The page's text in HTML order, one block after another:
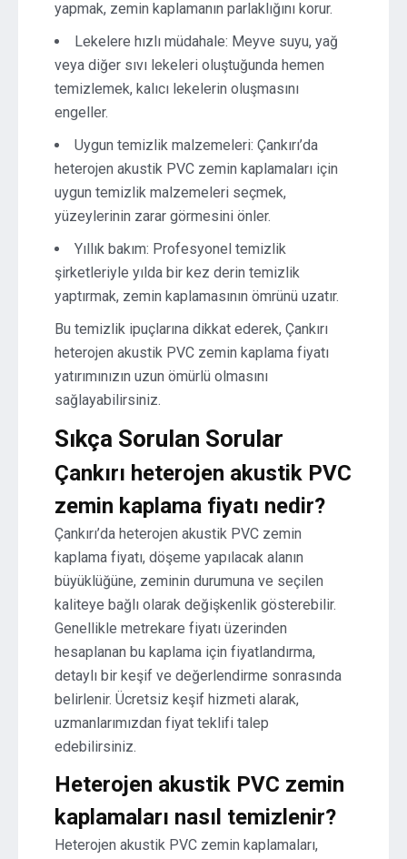
yapmak, zemin kaplamanın parlaklığını korur.
Lekelere hızlı müdahale: Meyve suyu, yağ
veya diğer sıvı lekeleri oluştuğunda hemen
temizlemek, kalıcı lekelerin oluşmasını
engeller.
Uygun temizlik malzemeleri: Çankırı’da
heterojen akustik PVC zemin kaplamaları için
uygun temizlik malzemeleri seçmek,
yüzeylerinin zarar görmesini önler.
Yıllık bakım: Profesyonel temizlik
şirketleriyle yılda bir kez derin temizlik
yaptırmak, zemin kaplamasının ömrünü uzatır.
Bu temizlik ipuçlarına dikkat ederek, Çankırı
heterojen akustik PVC zemin kaplama fiyatı
yatırımınızın uzun ömürlü olmasını
sağlayabilirsiniz.
Sıkça Sorulan Sorular
Çankırı heterojen akustik PVC
zemin kaplama fiyatı nedir?
Çankırı’da heterojen akustik PVC zemin
kaplama fiyatı, döşeme yapılacak alanın
büyüklüğüne, zeminin durumuna ve seçilen
kaliteye bağlı olarak değişkenlik gösterebilir.
Genellikle metrekare fiyatı üzerinden
hesaplanan bu kaplama için fiyatlandırma,
detaylı bir keşif ve değerlendirme sonrasında
belirlenir. Ücretsiz keşif hizmeti alarak,
uzmanlarımızdan fiyat teklifi talep
edebilirsiniz.
Heterojen akustik PVC zemin
kaplamaları nasıl temizlenir?
Heterojen akustik PVC zemin kaplamaları,